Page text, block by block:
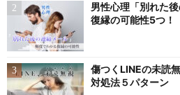
男性心理「別れた
復縁の可能性5つ！
傷つくLINEの未読
対処法５パターン